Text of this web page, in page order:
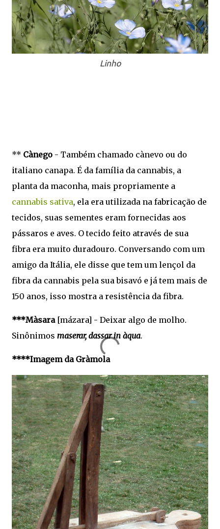
Linho
** Cànego - Também chamado cànevo ou do
italiano canapa. É da família da cannabis, a
planta da maconha, mais propriamente a
cannabis sativa, ela era utilizada na fabricação de
tecidos, suas sementes eram fornecidas aos
pássaros e aves. O tecido feito através de sua
fibra era muito duradouro. Conversando com um
amigo da Itália, ele disse que tem um lençol da
fibra da cannabis pela sua bisavó e já tem mais de
150 anos, isso mostra a resistência da fibra.
***Màsara[mázara] - Deixar algo de molho.
Sinônimos maserar, dassar in àqua.
****Imagem da Gràmola